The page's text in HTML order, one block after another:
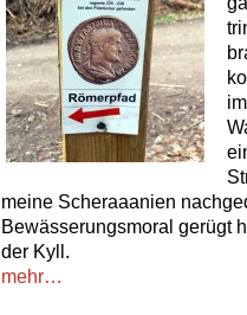
meine Scheraaanien
Bewässerungsmoral gerügt
der Kyll.
mehr…